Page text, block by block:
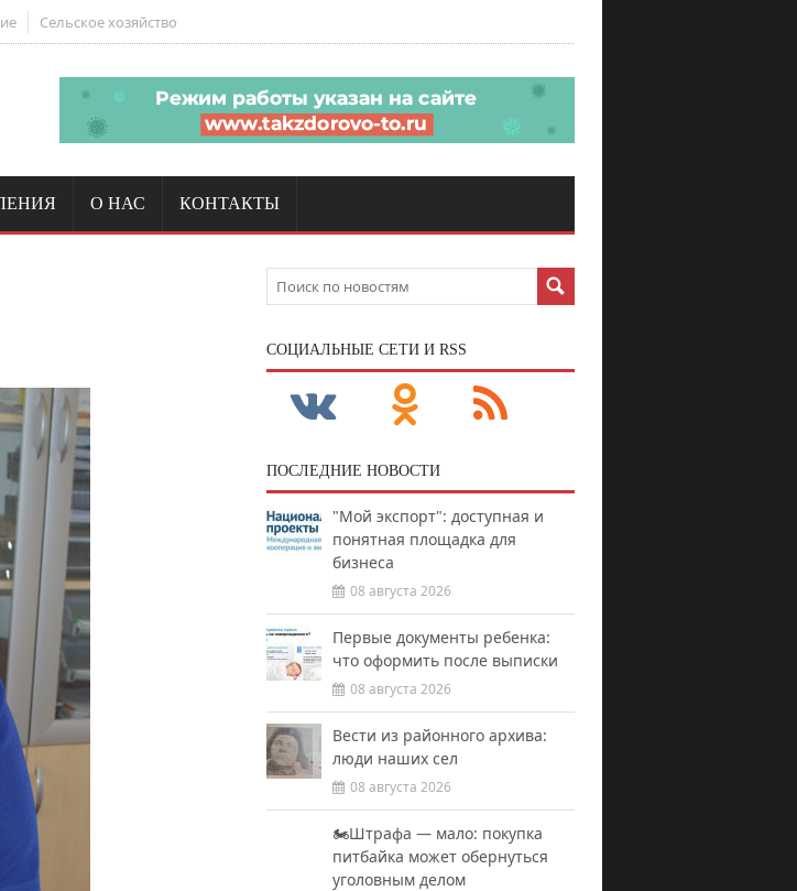
Сельское хозяйство
О НАС КОНТАКТЫ
CОЦИАЛЬНЫЕ СЕТИ И RSS
ПОСЛЕДНИЕ НОВОСТИ
"Мой экспорт": доступная и
понятная площадка для
бизнеса
08 августа 2026
Первые документы ребенка:
что оформить после выписки
08 августа 2026
Вести из районного архива:
люди наших сел
08 августа 2026
🏍️Штрафа — мало: покупка
питбайка может обернуться
уголовным делом